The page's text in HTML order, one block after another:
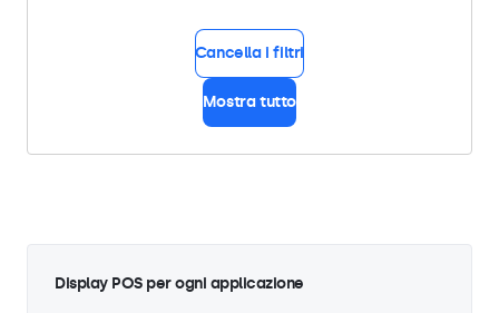
Cancella i filtri
Mostra tutto
Display POS per ogni applicazione